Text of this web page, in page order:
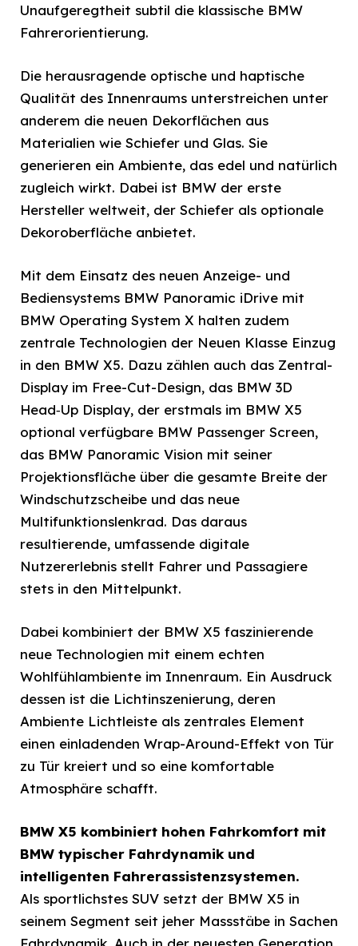
Unaufgeregtheit subtil die klassische BMW
Fahrerorientierung.
Die herausragende optische und haptische
Qualität des Innenraums unterstreichen unter
anderem die neuen Dekorflächen aus
Materialien wie Schiefer und Glas. Sie
generieren ein Ambiente, das edel und natürlich
zugleich wirkt. Dabei ist BMW der erste
Hersteller weltweit, der Schiefer als optionale
Dekoroberfläche anbietet.
Mit dem Einsatz des neuen Anzeige- und
Bediensystems BMW Panoramic iDrive mit
BMW Operating System X halten zudem
zentrale Technologien der Neuen Klasse Einzug
in den BMW X5. Dazu zählen auch das Zentral-
Display im Free-Cut-Design, das BMW 3D
Head‑Up Display, der erstmals im BMW X5
optional verfügbare BMW Passenger Screen,
das BMW Panoramic Vision mit seiner
Projektionsfläche über die gesamte Breite der
Windschutzscheibe und das neue
Multifunktionslenkrad. Das daraus
resultierende, umfassende digitale
Nutzererlebnis stellt Fahrer und Passagiere
stets in den Mittelpunkt.
Dabei kombiniert der BMW X5 faszinierende
neue Technologien mit einem echten
Wohlfühlambiente im Innenraum. Ein Ausdruck
dessen ist die Lichtinszenierung, deren
Ambiente Lichtleiste als zentrales Element
einen einladenden Wrap-Around-Effekt von Tür
zu Tür kreiert und so eine komfortable
Atmosphäre schafft.
BMW X5 kombiniert hohen Fahrkomfort mit
BMW typischer Fahrdynamik und
intelligenten Fahrerassistenzsystemen.
Als sportlichstes SUV setzt der BMW X5 in
seinem Segment seit jeher Massstäbe in Sachen